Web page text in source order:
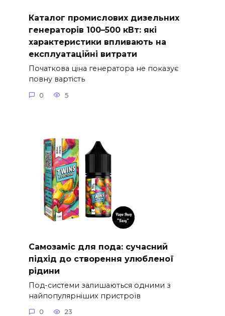
Каталог промислових дизельних
генераторів 100–500 кВт: які
характеристики впливають на
експлуатаційні витрати
Початкова ціна генератора не показує
повну вартість
0 5
Самозаміс для пода: сучасний
підхід до створення улюбленої
рідини
Под-системи залишаються одними з
найпопулярніших пристроїв
0 23